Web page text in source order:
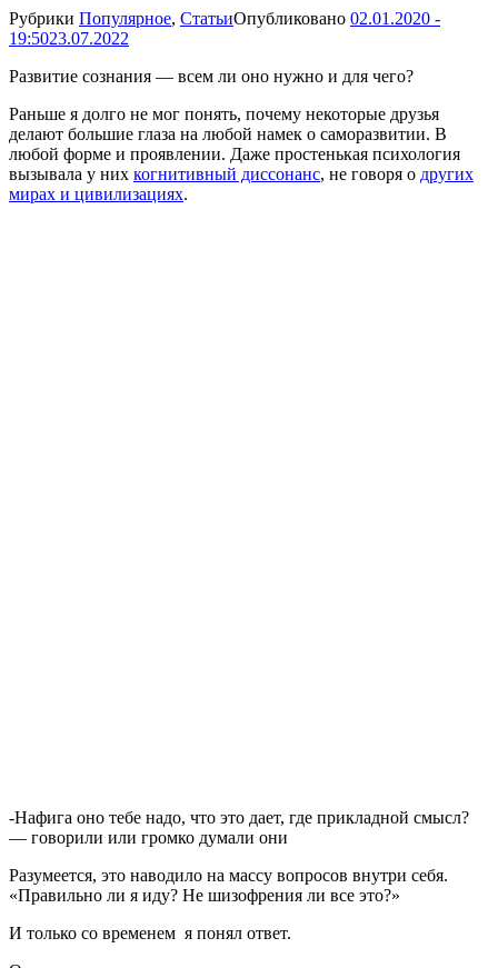
Рубрики Популярное, СтатьиОпубликовано 02.01.2020 -
19:5023.07.2022
Развитие сознания — всем ли оно нужно и для чего?
Раньше я долго не мог понять, почему некоторые друзья
делают большие глаза на любой намек о саморазвитии. В
любой форме и проявлении. Даже простенькая психология
вызывала у них когнитивный диссонанс, не говоря о других
мирах и цивилизациях.
-Нафига оно тебе надо, что это дает, где прикладной смысл?
— говорили или громко думали они
Разумеется, это наводило на массу вопросов внутри себя.
«Правильно ли я иду? Не шизофрения ли все это?»
И только со временем я понял ответ.